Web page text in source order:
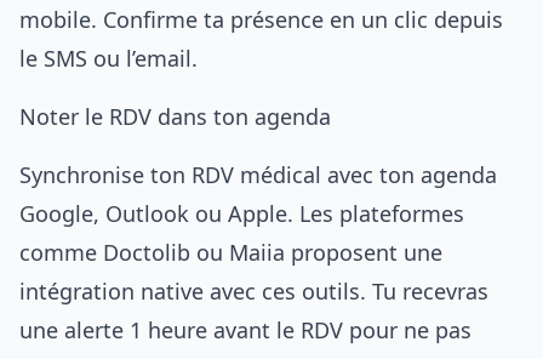
mobile. Confirme ta présence en un clic depuis
le SMS ou l’email.
Noter le RDV dans ton agenda
Synchronise ton RDV médical avec ton agenda
Google, Outlook ou Apple. Les plateformes
comme Doctolib ou Maiia proposent une
intégration native avec ces outils. Tu recevras
une alerte 1 heure avant le RDV pour ne pas